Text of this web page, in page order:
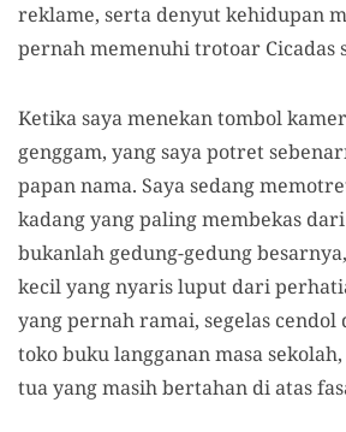
reklame, serta denyut kehidupan
pernah memenuhi trotoar Cicadas
Ketika saya menekan tombol
genggam, yang saya potret
papan nama. Saya sedang
kadang yang paling membekas
bukanlah gedung-gedung
kecil yang nyaris luput dari
yang pernah ramai, segelas
toko buku langganan masa
tua yang masih bertahan di atas